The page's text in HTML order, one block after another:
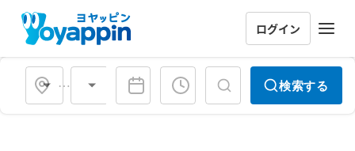
ログイン
会場タイプ 検索する